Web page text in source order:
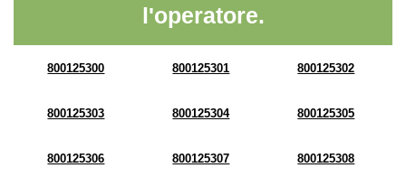
l'operatore.
800125300 800125301 800125302
800125303 800125304 800125305
800125306 800125307 800125308